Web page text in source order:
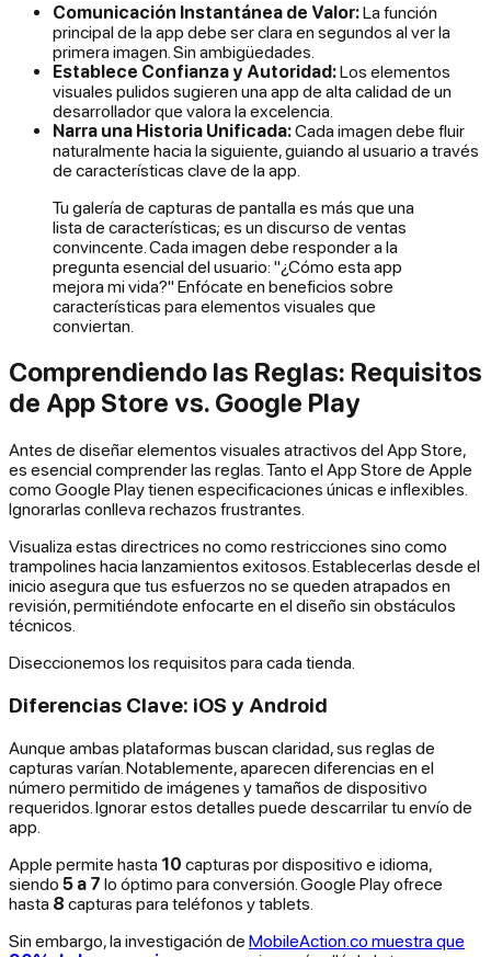
Comunicación Instantánea de Valor:La función
principal de la app debe ser clara en segundos al ver la
primera imagen. Sin ambigüedades.
Establece Confianza y Autoridad:Los elementos
visuales pulidos sugieren una app de alta calidad de un
desarrollador que valora la excelencia.
Narra una Historia Unificada:Cada imagen debe fluir
naturalmente hacia la siguiente, guiando al usuario a través
de características clave de la app.
Tu galería de capturas de pantalla es más que una
lista de características; es un discurso de ventas
convincente. Cada imagen debe responder a la
pregunta esencial del usuario: "¿Cómo esta app
mejora mi vida?" Enfócate en beneficios sobre
características para elementos visuales que
conviertan.
Comprendiendo las Reglas: Requisitos
de App Store vs. Google Play
Antes de diseñar elementos visuales atractivos del App Store,
es esencial comprender las reglas. Tanto el App Store de Apple
como Google Play tienen especificaciones únicas e inflexibles.
Ignorarlas conlleva rechazos frustrantes.
Visualiza estas directrices no como restricciones sino como
trampolines hacia lanzamientos exitosos. Establecerlas desde el
inicio asegura que tus esfuerzos no se queden atrapados en
revisión, permitiéndote enfocarte en el diseño sin obstáculos
técnicos.
Diseccionemos los requisitos para cada tienda.
Diferencias Clave: iOS y Android
Aunque ambas plataformas buscan claridad, sus reglas de
capturas varían. Notablemente, aparecen diferencias en el
número permitido de imágenes y tamaños de dispositivo
requeridos. Ignorar estos detalles puede descarrilar tu envío de
app.
Apple permite hasta 10 capturas por dispositivo e idioma,
siendo 5 a 7 lo óptimo para conversión. Google Play ofrece
hasta 8 capturas para teléfonos y tablets.
Sin embargo, la investigación de MobileAction.co muestra que